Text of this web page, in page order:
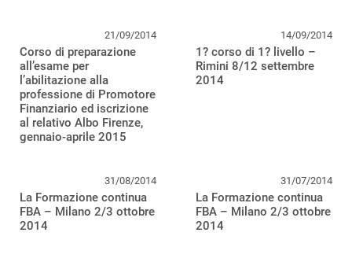
21/09/2014
Corso di preparazione
all’esame per
l’abilitazione alla
professione di Promotore
Finanziario ed iscrizione
al relativo Albo Firenze,
gennaio-aprile 2015
14/09/2014
1? corso di 1? livello –
Rimini 8/12 settembre
2014
31/08/2014
La Formazione continua
FBA – Milano 2/3 ottobre
2014
31/07/2014
La Formazione continua
FBA – Milano 2/3 ottobre
2014